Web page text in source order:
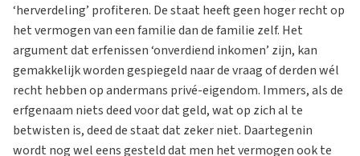
‘herverdeling’ profiteren. De staat heeft geen hoger recht op
het vermogen van een familie dan de familie zelf. Het
argument dat erfenissen ‘onverdiend inkomen’ zijn, kan
gemakkelijk worden gespiegeld naar de vraag of derden wél
recht hebben op andermans privé-eigendom. Immers, als de
erfgenaam niets deed voor dat geld, wat op zich al te
betwisten is, deed de staat dat zeker niet. Daartegenin
wordt nog wel eens gesteld dat men het vermogen ook te